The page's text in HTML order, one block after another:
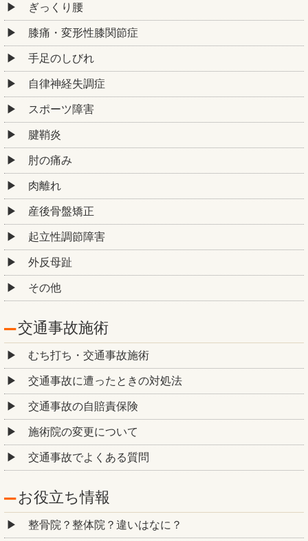
ぎっくり腰
膝痛・変形性膝関節症
手足のしびれ
自律神経失調症
スポーツ障害
腱鞘炎
肘の痛み
肉離れ
産後骨盤矯正
起立性調節障害
外反母趾
その他
交通事故施術
むち打ち・交通事故施術
交通事故に遭ったときの対処法
交通事故の自賠責保険
施術院の変更について
交通事故でよくある質問
お役立ち情報
整骨院？整体院？違いはなに？